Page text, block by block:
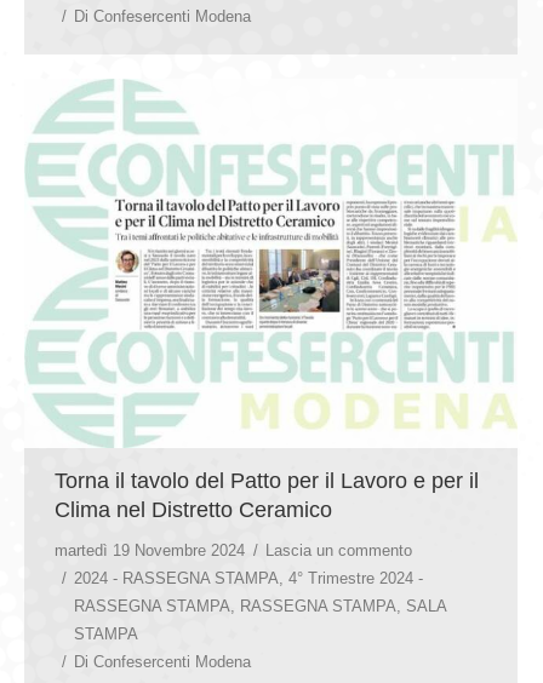
Di Confesercenti Modena
Torna il tavolo del Patto per il Lavoro e per il
Clima nel Distretto Ceramico
martedì 19 Novembre 2024
Lascia un commento
2024 - RASSEGNA STAMPA, 4° Trimestre 2024 -
RASSEGNA STAMPA, RASSEGNA STAMPA, SALA
STAMPA
Di Confesercenti Modena